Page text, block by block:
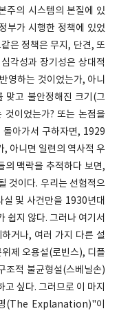
주의 시스템의 본질에 있
부가 시행한 정책에 있었
은 정책은 무지, 단견, 또
각성과 장기성은 상대적
영하는 것이었는가, 아니
맞고 불안정해진 크기(그
이었는가? 또는 논점을
돌아가서 구하자면, 1929
, 아니면 일련의 역사적 우
의 맥락을 추적하다 보면,
것이다. 우리는 선험적으
및 사건만을 1930년대
쉽지 않다. 그러나 여기서
거나, 여러 가지 다른 설
제 오용설(로빈스), 디플
조적 불균형설(스베닐손)
싶다. 그러므로 이 마지
(The Explanation)"이